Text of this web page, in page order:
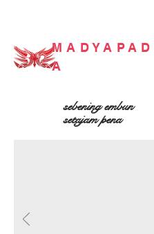
A
sebening embun
setajam pena